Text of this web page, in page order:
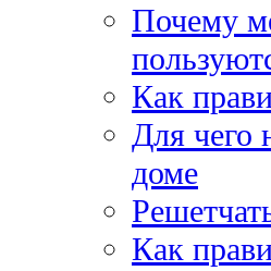
Почему
Как
Для чего
доме
Как